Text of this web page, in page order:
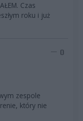
Czas
roku i już
0
zespole
który nie